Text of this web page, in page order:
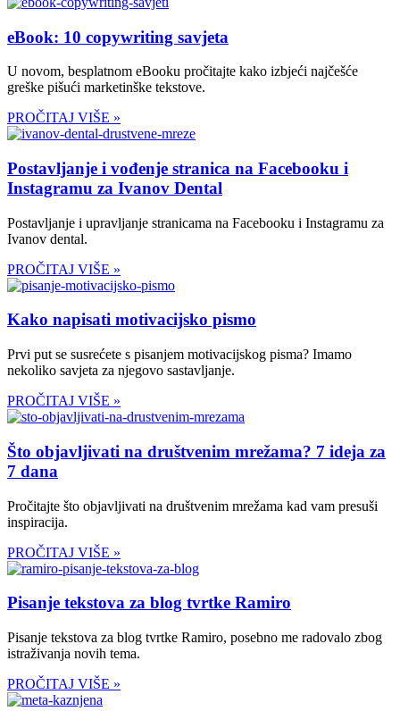
eBook: 10 copywriting savjeta
U novom, besplatnom eBooku pročitajte kako izbjeći najčešće
greške pišući marketinške tekstove.
PROČITAJ VIŠE »
Postavljanje i vođenje stranica na Facebooku i
Instagramu za Ivanov Dental
Postavljanje i upravljanje stranicama na Facebooku i Instagramu za
Ivanov dental.
PROČITAJ VIŠE »
Kako napisati motivacijsko pismo
Prvi put se susrećete s pisanjem motivacijskog pisma? Imamo
nekoliko savjeta za njegovo sastavljanje.
PROČITAJ VIŠE »
Što objavljivati na društvenim mrežama? 7 ideja za
7 dana
Pročitajte što objavljivati na društvenim mrežama kad vam presuši
inspiracija.
PROČITAJ VIŠE »
Pisanje tekstova za blog tvrtke Ramiro
Pisanje tekstova za blog tvrtke Ramiro, posebno me radovalo zbog
istraživanja novih tema.
PROČITAJ VIŠE »